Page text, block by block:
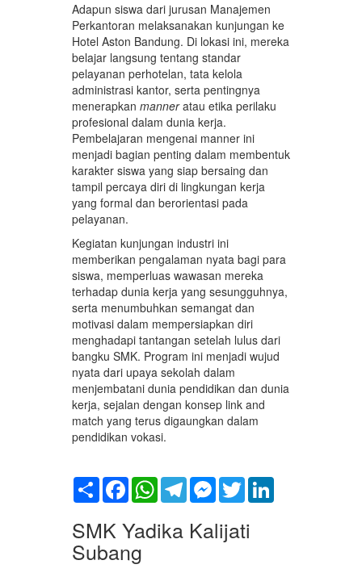
Adapun siswa dari jurusan Manajemen
Perkantoran melaksanakan kunjungan ke
Hotel Aston Bandung. Di lokasi ini, mereka
belajar langsung tentang standar
pelayanan perhotelan, tata kelola
administrasi kantor, serta pentingnya
menerapkan manneratau etika perilaku
profesional dalam dunia kerja.
Pembelajaran mengenai manner ini
menjadi bagian penting dalam membentuk
karakter siswa yang siap bersaing dan
tampil percaya diri di lingkungan kerja
yang formal dan berorientasi pada
pelayanan.
Kegiatan kunjungan industri ini
memberikan pengalaman nyata bagi para
siswa, memperluas wawasan mereka
terhadap dunia kerja yang sesungguhnya,
serta menumbuhkan semangat dan
motivasi dalam mempersiapkan diri
menghadapi tantangan setelah lulus dari
bangku SMK. Program ini menjadi wujud
nyata dari upaya sekolah dalam
menjembatani dunia pendidikan dan dunia
kerja, sejalan dengan konsep link and
match yang terus digaungkan dalam
pendidikan vokasi.
Share FacebookWhatsAppTelegramMessenger
Twitter
SMK Yadika Kalijati
Subang